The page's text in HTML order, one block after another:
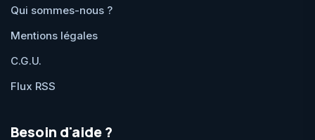
Qui sommes-nous ?
Mentions légales
C.G.U.
Flux RSS
Besoin d'aide ?